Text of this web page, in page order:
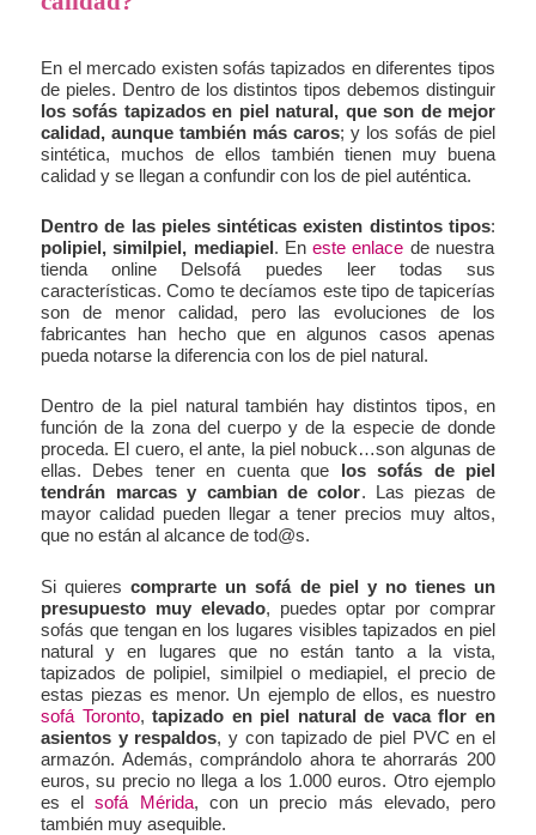
En el mercado existen sofás tapizados en diferentes tipos
de pieles. Dentro de los distintos tipos debemos distinguir
los sofás tapizados en piel natural, que son de mejor
calidad, aunque también más caros; y los sofás de piel
sintética, muchos de ellos también tienen muy buena
calidad y se llegan a confundir con los de piel auténtica.
Dentro de las pieles sintéticas existen distintos tipos:
polipiel, similpiel, mediapiel. Eneste enlace de nuestra
tienda online Delsofá puedes leer todas sus
características. Como te decíamos este tipo de tapicerías
son de menor calidad, pero las evoluciones de los
fabricantes han hecho que en algunos casos apenas
pueda notarse la diferencia con los de piel natural.
Dentro de la piel natural también hay distintos tipos, en
función de la zona del cuerpo y de la especie de donde
proceda. El cuero, el ante, la piel nobuck…son algunas de
ellas. Debes tener en cuenta que los sofás de piel
tendrán marcas y cambian de color. Las piezas de
mayor calidad pueden llegar a tener precios muy altos,
que no están al alcance de tod@s.
Si quierescomprarte un sofá de piel y no tienes un
presupuesto muy elevado, puedes optar por comprar
sofás que tengan en los lugares visibles tapizados en piel
natural y en lugares que no están tanto a la vista,
tapizados de polipiel, similpiel o mediapiel, el precio de
estas piezas es menor. Un ejemplo de ellos, es nuestro
sofá Toronto,tapizado en piel natural de vaca flor en
asientos y respaldos, y con tapizado de piel PVC en el
armazón. Además, comprándolo ahora te ahorrarás 200
euros, su precio no llega a los 1.000 euros. Otro ejemplo
es elsofá Mérida, con un precio más elevado, pero
también muy asequible.